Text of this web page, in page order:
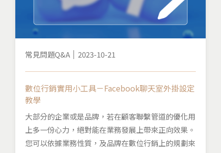
常見問題Q&A 2023-10-21
數位行銷實用小工具－Facebook聊天室外掛設定
教學
大部分的企業或是品牌，若在顧客聯繫管道的優化用
上多一份心力，絕對能在業務發展上帶來正向效果。
您可以依據業務性質，及品牌在數位行銷上的規劃來